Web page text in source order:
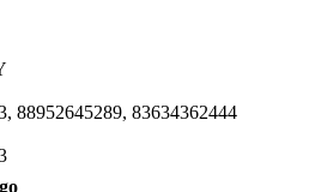
88952645289, 83634362444